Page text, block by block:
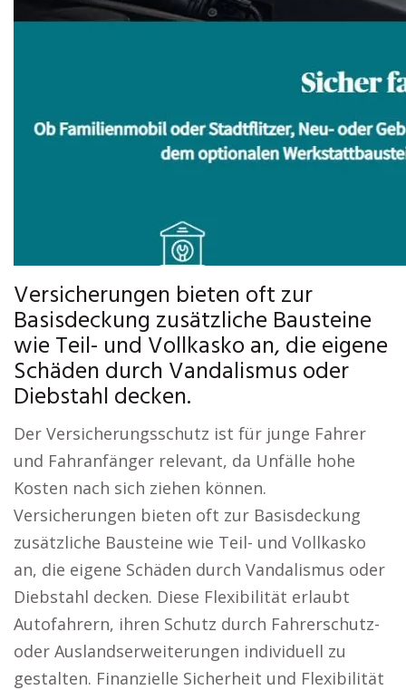
Versicherungen bieten oft zur
Basisdeckung zusätzliche Bausteine
wie Teil- und Vollkasko an, die eigene
Schäden durch Vandalismus oder
Diebstahl decken.
Der Versicherungsschutz ist für junge Fahrer
und Fahranfänger relevant, da Unfälle hohe
Kosten nach sich ziehen können.
Versicherungen bieten oft zur Basisdeckung
zusätzliche Bausteine wie Teil- und Vollkasko
an, die eigene Schäden durch Vandalismus oder
Diebstahl decken. Diese Flexibilität erlaubt
Autofahrern, ihren Schutz durch Fahrerschutz-
oder Auslandserweiterungen individuell zu
gestalten. Finanzielle Sicherheit und Flexibilität